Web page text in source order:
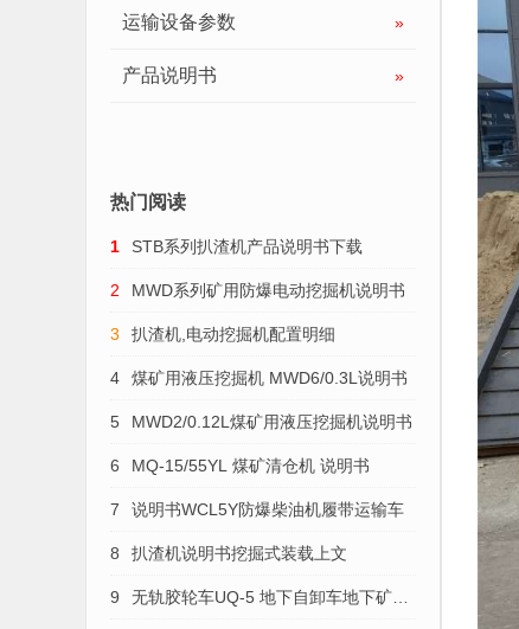
运输设备参数 »
产品说明书 »
热门阅读
1 STB系列扒渣机产品说明书下载
2 MWD系列矿用防爆电动挖掘机说明书
3 扒渣机,电动挖掘机配置明细
4 煤矿用液压挖掘机 MWD6/0.3L说明书
5 MWD2/0.12L煤矿用液压挖掘机说明书
6 MQ-15/55YL 煤矿清仓机 说明书
7 说明书WCL5Y防爆柴油机履带运输车
8 扒渣机说明书挖掘式装载上文
9 无轨胶轮车UQ-5 地下自卸车地下矿用